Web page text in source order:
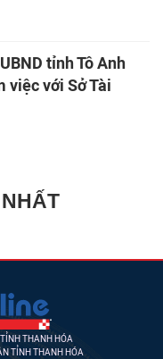
tỉnh Tô Anh
việc với Sở Tài
THANH HÓA
TỈNH THANH HÓA